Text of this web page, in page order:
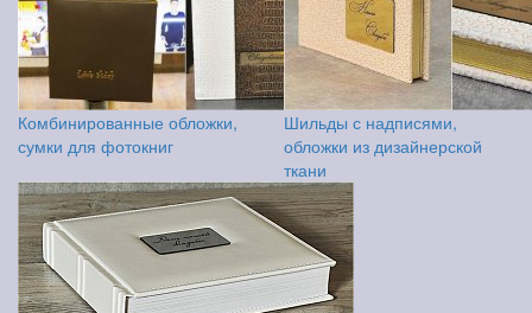
Комбинированные обложки,
сумки для фотокниг
Шильды с надписями,
обложки из дизайнерской
ткани